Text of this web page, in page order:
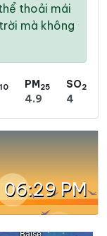
thoải mái
mà không
10 PM25
4.9
SO2
4
06:29 PM